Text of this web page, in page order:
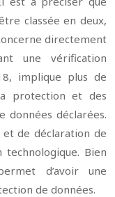
classée en deux,
directement
une vérification
implique plus de
protection et des
données déclarées.
de déclaration de
Bien
d’avoir une
de données.